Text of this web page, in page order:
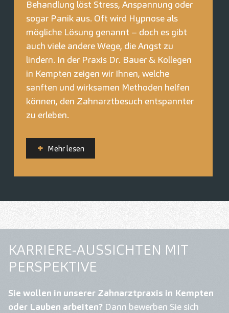
Behandlung löst Stress, Anspannung oder
sogar Panik aus. Oft wird Hypnose als
mögliche Lösung genannt – doch es gibt
auch viele andere Wege, die Angst zu
lindern. In der Praxis Dr. Bauer & Kollegen
in Kempten zeigen wir Ihnen, welche
sanften und wirksamen Methoden helfen
können, den Zahnarztbesuch entspannter
zu erleben.
Mehr lesen
KARRIERE-AUSSICHTEN MIT
PERSPEKTIVE
Sie wollen in unserer Zahnarztpraxis in Kempten
oder Lauben arbeiten? Dann bewerben Sie sich